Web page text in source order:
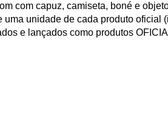
com capuz, camiseta, boné e
unidade de cada produto oficial
e lançados como produtos